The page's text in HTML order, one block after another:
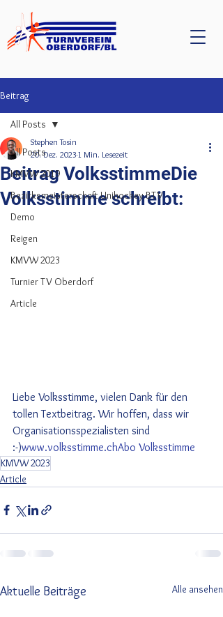
Beitrag
All Posts
KMVW 2019
Bezirksmeisterschaft Unihockey BTV
Demo
Reigen
KMVW 2023
Turnier TV Oberdorf
Article
All Posts
Beitrag VolksstimmeDie
Volksstimme schreibt:
Stephen Tosin
20. Dez. 2023 1 Min. Lesezeit
Liebe Volksstimme, vielen Dank für den
tollen Textbeitrag. Wir hoffen, dass wir
Organisationsspezialisten sind
:-)www.volksstimme.chAbo Volksstimme
KMVW 2023
Article
Aktuelle Beiträge Alle ansehen